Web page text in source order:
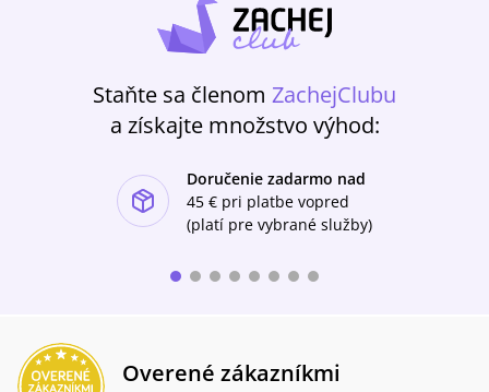
chcieť úprimne kráčať po ceste lásky.
Staňte sa členom ZachejClubu
a získajte množstvo výhod:
Doručenie zadarmo nad
45 € pri platbe vopred
(platí pre vybrané služby)
Overené zákazníkmi